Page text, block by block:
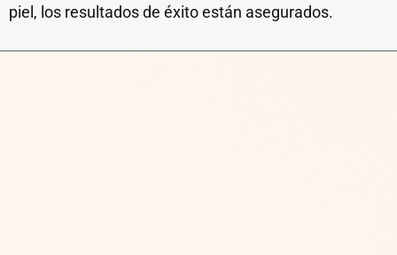
piel, los resultados de éxito están asegurados.